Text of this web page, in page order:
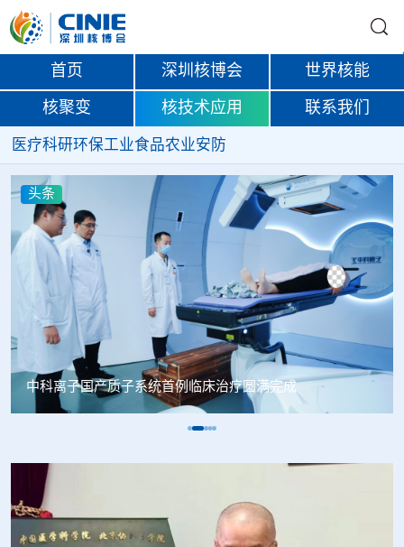
首页 深圳核博会 世界核能
核聚变 核技术应用 联系我们
医疗科研环保工业食品农业安防
头条
韩国忠清北道上半年农水产品放射性检测结果达标